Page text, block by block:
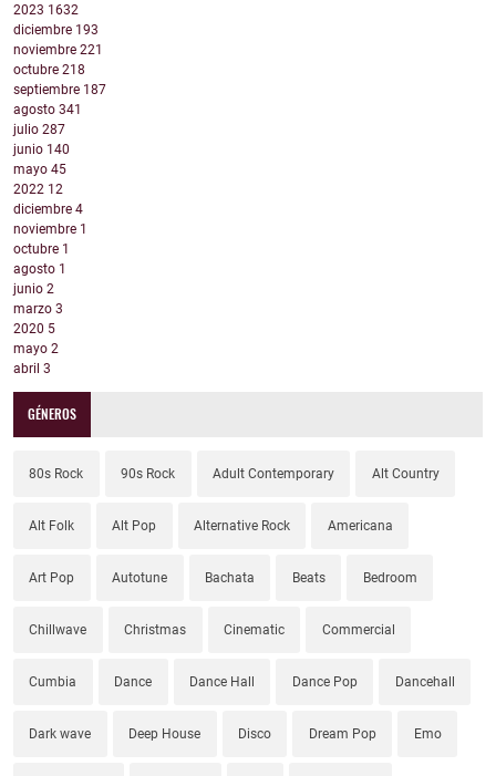
2023 1632
diciembre 193
noviembre 221
octubre 218
septiembre 187
agosto 341
julio 287
junio 140
mayo 45
2022 12
diciembre 4
noviembre 1
octubre 1
agosto 1
junio 2
marzo 3
2020 5
mayo 2
abril 3
GÉNEROS
80s Rock 90s Rock Adult Contemporary Alt Country
Alt Folk Alt Pop Alternative Rock Americana
Art Pop Autotune Bachata Beats Bedroom
Chillwave Christmas Cinematic Commercial
Cumbia Dance Dance Hall Dance Pop Dancehall
Dark wave Deep House Disco Dream Pop Emo